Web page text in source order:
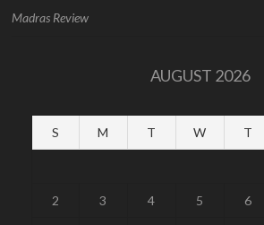
Madras Review
AUGUST 2026
S M T W T
2 3 4 5 6